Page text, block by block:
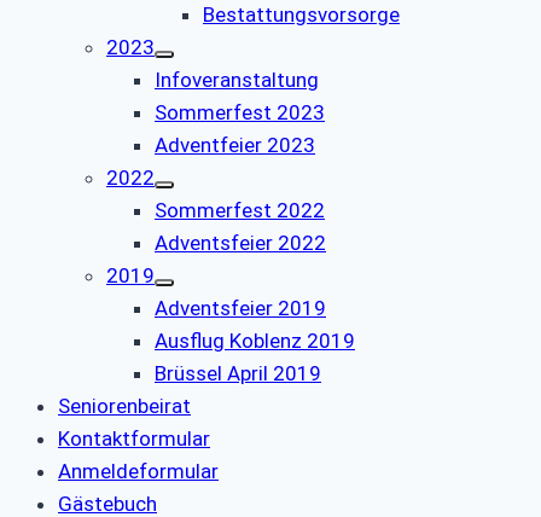
Bestattungsvorsorge
2023
Infoveranstaltung
Sommerfest 2023
Adventfeier 2023
2022
Sommerfest 2022
Adventsfeier 2022
2019
Adventsfeier 2019
Ausflug Koblenz 2019
Brüssel April 2019
Seniorenbeirat
Kontaktformular
Anmeldeformular
Gästebuch